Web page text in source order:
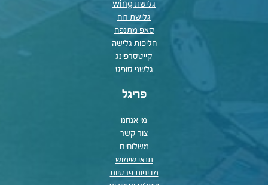
גלישת wing
גלישת רוח
סאפ מתנפח
חליפות גלישה
קייטסרפינג
גלשני סופט
פריגל
מי אנחנו
צור קשר
משלוחים
תנאי שימוש
מדיניות פרטיות